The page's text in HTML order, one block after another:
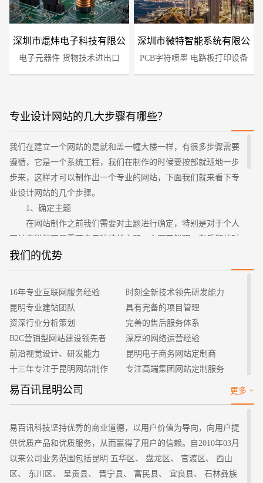
深圳市焜炜电子科技有限公
司
电子元器件 货物技术进出口
深圳市微特智能系统有限公
司
PCB字符喷墨 电路板打印设备
专业设计网站的几大步骤有哪些？
我们在建立一个网站的是就和盖一幢大楼一样，有很多步骤需要
遵循，它是一个系统工程，我们在制作的时候要按部就班地一步
步来，这样才可以制作出一个专业的网站，下面我们就来看下专
业设计网站的几个步骤。
1、确定主题
在网站制作之前我们需要对主题进行确定，特别是对于个人
网站来说就更是需要自己独特的主题，主题要鲜明，在后期的时
候围绕主题的范围把我们的内容做大做全。
2、搜集材料
注意这些方面的综合应用，这样才可以做到胸有成竹。
4、网站制作
等到上面的前期准备都做好了以后，我们接下来就进入了正
式的网站制作环节了，把我们的预想一步步的变成现实，这是一
个复杂而细致的过程，在制作网站中我们要先做好主要的框架，
然后把复杂的大面积的都做好了再对细节部分进行设计，这样在
我们的优势
16年专业互联网服务经验
昆明专业建站团队
资深行业分析策划
B2C营销型网站建设领先者
前沿视觉设计、研发能力
十三年专注于昆明网站制作
客户的满意是我们唯一的宗旨
时刻全新技术领先研发能力
具有完备的项目管理
完善的售后服务体系
深厚的网络运营经验
昆明电子商务网站定制商
专注高端集团网站定制服务
更多 +
易百讯昆明公司
易百讯科技坚持优秀的商业道德，以用户价值为导向，向用户提
供优质产品和优质服务，从而赢得了用户的信赖。自2010年03月
以来公司业务范围包括昆明 五华区、 盘龙区、 官渡区、 西山
区、 东川区、 呈贡县、 晋宁县、 富民县、 宜良县、 石林彝族
您的预算
招标项目